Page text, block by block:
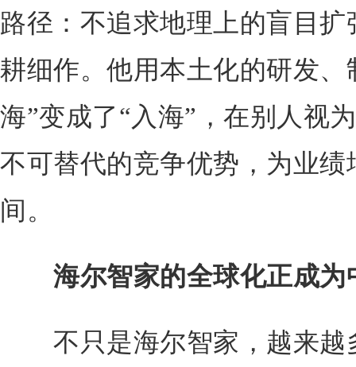
路径：不追求地理上的盲目
耕细作。他用本土化的研发、
海”变成了“入海”，在别人视
不可替代的竞争优势，为业
间。
海尔智家的全球化正成为
不只是海尔智家，越来越